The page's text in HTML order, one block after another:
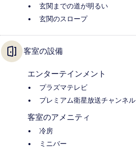
玄関までの道が明るい
玄関のスロープ
客室の設備
エンターテインメント
プラズマテレビ
プレミアム衛星放送チャンネル
客室のアメニティ
冷房
ミニバー